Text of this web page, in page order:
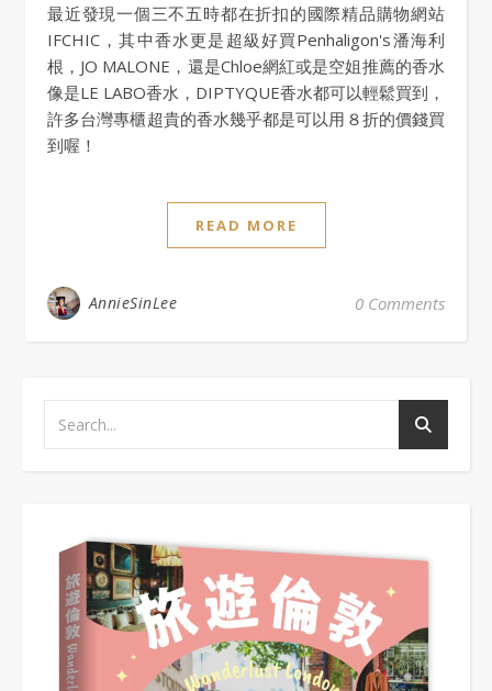
最近發現一個三不五時都在折扣的國際精品購物網站
IFCHIC，其中香水更是超級好買Penhaligon's潘海利
根，JO MALONE，還是Chloe網紅或是空姐推薦的香水
像是LE LABO香水，DIPTYQUE香水都可以輕鬆買到，
許多台灣專櫃超貴的香水幾乎都是可以用８折的價錢買
到喔！
READ MORE
AnnieSinLee 0 Comments